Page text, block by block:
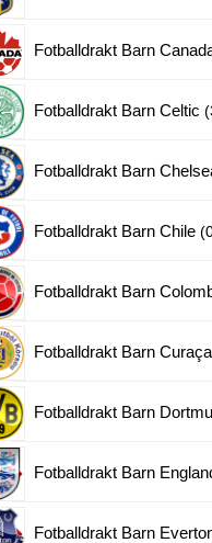
Fotballdrakt Barn
Fotballdrakt Barn Celtic
Fotballdrakt Barn
Fotballdrakt Barn Chile
Fotballdrakt Barn
Fotballdrakt Barn
Fotballdrakt Barn
Fotballdrakt Barn
Fotballdrakt Barn